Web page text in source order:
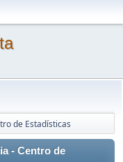
de Estadísticas
- Centro de